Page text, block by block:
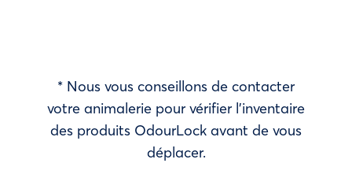
* Nous vous conseillons de contacter
votre animalerie pour vérifier l’inventaire
des produits OdourLock avant de vous
déplacer.